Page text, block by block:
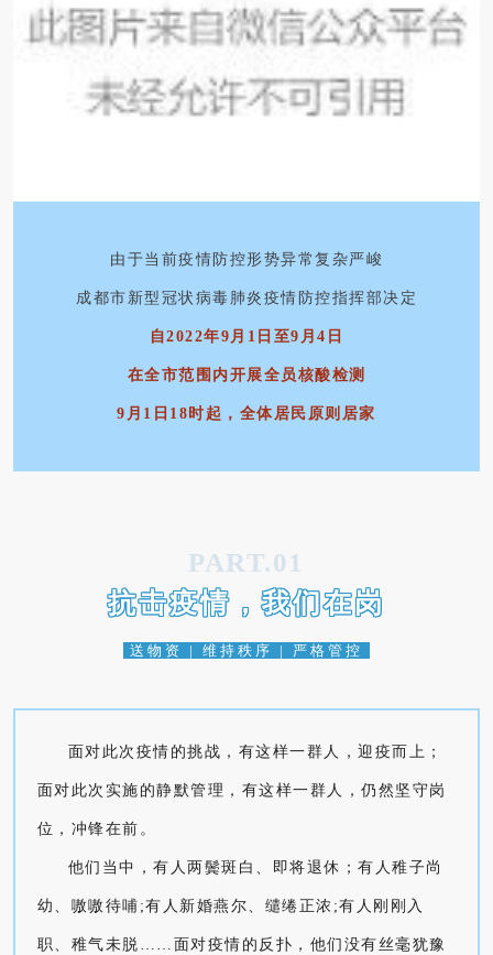
由于当前疫情防控形势异常复杂严峻
成都市新型冠状病毒肺炎疫情防控指挥部决定
自2022年9月1日至9月4日
在全市范围内开展全员核酸检测
9月1日18时起，全体居民原则居家
PART.01
抗击疫情，我们在岗
送物资 | 维持秩序 | 严格管控
面对此次疫情的挑战，有这样一群人，迎疫而上；
面对此次实施的静默管理，有这样一群人，仍然坚守岗
位，冲锋在前。
他们当中，有人两鬓斑白、即将退休；有人稚子尚
幼、嗷嗷待哺;有人新婚燕尔、缱绻正浓;有人刚刚入
职、稚气未脱……面对疫情的反扑，他们没有丝毫犹豫